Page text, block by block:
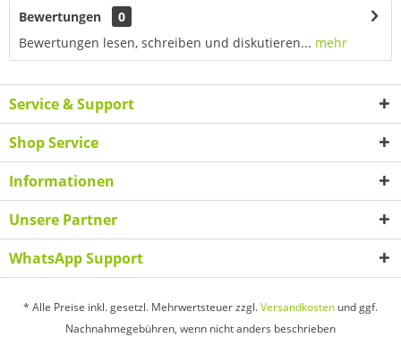
Bewertungen
0
Bewertungen lesen, schreiben und diskutieren... mehr
Service & Support
Shop Service
Informationen
Unsere Partner
WhatsApp Support
* Alle Preise inkl. gesetzl. Mehrwertsteuer zzgl.Versandkosten und ggf.
Nachnahmegebühren, wenn nicht anders beschrieben